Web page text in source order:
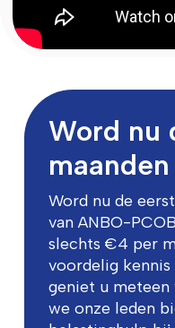
Word nu
Word nu de
van ANBO-
slechts €4 per
voordelig
geniet u meteen
we onze leden